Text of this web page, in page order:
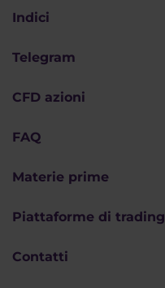
Indici
Telegram
CFD azioni
FAQ
Materie prime
Piattaforme di trading
Contatti